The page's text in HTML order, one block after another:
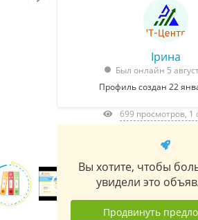
Ірина
Был онлайн 5
Профиль создан 22
699 просмотров, 1
Вы хотите, чтобы
увидели это
Продвинуть